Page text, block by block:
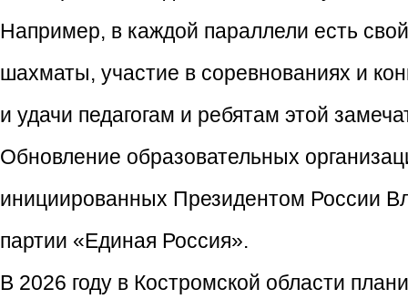
Например, в каждой параллели есть
шахматы, участие в соревнованиях и
и удачи педагогам и ребятам этой
Обновление образовательных
инициированных Президентом России
партии «Единая Россия».
В 2026 году в Костромской области